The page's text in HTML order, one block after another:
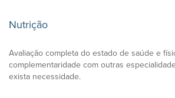
Nutrição
Avaliação completa do estado de saúde e
complementaridade com outras
exista necessidade.